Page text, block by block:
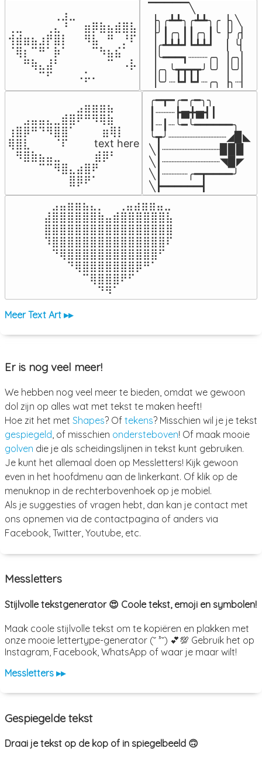
⠀⠀⠀⠀⠀⠀⢀⣰⣀⠀⠀⠀⠀⠀⠀⠀⠀
⢀⣀⠀⠀⠀⢀⣄⠘⠀⠀⣶⡿⣷⣦⣾⣿⣧
⢺⣾⣶⣦⣰⡟⣿⡇⠀⠀⠻⣧⠀⠛⠀⡘⠏
⠈⢿⡆⠉⠛⠁⡷⠁⠀⠀⠀⠉⠳⣦⣮⠁⠀
⠀⠀⠛⢷⣄⣼⠃⠀⠀⠀⠀⠀⠀⠉⠀⠠⡧
⠀⠀⠀⠀⠉⠋⠀⠀⠀⠠⡥⠄⠀⠀⠀⠀⠀
▔▔▔▔▔╲
▕╮╭┻┻╮╭┻┻╮╭▕╮╲
▕╯┃╭╮┃┃╭╮┃╰▕╯╭▏
▕╭┻┻┻┛┗┻┻┛  ▕  ╰▏
▕╰━━━┓┈┈┈╭╮▕╭╮▏
▕╭╮╰┳┳┳┳╯╰╯▕╰╯▏
▕╰╯┈┗┛┗┛┈╭╮▕╮┈▏
⠀⠀⠀⠀⠀⠀⠀⠀⠀⣠⣶⣶⣶⣦⠀⠀
⠀⠀⣠⣤⣤⣄⣀⣾⣿⠟⠛⠻⢿⣷⠀
⢰⣿⡿⠛⠙⠻⣿⣿⠁⠀⠀ ⠀⣶⢿⡇
⢿⣿⣇⠀⠀⠀⠈⠏⠀⠀⠀ text here
⠀⠻⣿⣷⣦⣤⣀⠀⠀⠀ ⠀⣾⡿⠃⠀
⠀⠀⠀⠀⠉⠉⠻⣿⣄⣴⣿⠟⠀⠀⠀
⠀⠀⠀⠀⠀⠀⠀⠀⣿⡿⠟⠁⠀⠀⠀
╭━┳━╭━╭━╮╮
┃┈┈┈┣▅╋▅┫┃
┃┈┃┈╰━╰━━━━━━╮
╰┳╯┈┈┈┈┈┈┈┈┈◢▉◣
╲┃┈┈┈┈┈┈┈┈┈▉▉▉
╲┃┈┈┈┈┈┈┈┈┈◥▉◤
╲┃┈┈┈┈╭━┳━━━━╯
╲┣━━━━━━┫﻿
⠀⣠⣤⣶⣶⣦⣄⡀  ⠀⢀⣤⣴⣶⣶⣤⣀⠀
⣼⣿⣿⣿⣿⣿⣿⣷⣤⣾⣿⣿⣿⣿⣿⣿⣧
⣿⣿⣿⣿⣿⣿⣿⣿⣿⣿⣿⣿⣿⣿⣿⣿⣿
⠹⣿⣿⣿⣿⣿⣿⣿⣿⣿⣿⣿⣿⣿⣿⣿⠏
⠀⠙⢿⣿⣿⣿⣿⣿⣿⣿⣿⣿⣿⣿⣿⠋⠀
⠀⠀⠀⠙⢿⣿⣿⣿⣿⣿⣿⣿⡿⠛⠁⠀⠀
⠀⠀⠀⠀⠀⠉⢿⣿⣿⣿⠟⠋⠀⠀⠀⠀⠀
⠀⠀⠀⠀⠀⠀⠀⠙⠻⠁⠀⠀⠀⠀⠀⠀⠀⠀⠀⠀⠀⠀⠀
Meer Text Art ▸▸
Er is nog veel meer!
We hebben nog veel meer te bieden, omdat we gewoon
dol zijn op alles wat met tekst te maken heeft!
Hoe zit het met Shapes? Of tekens? Misschien wil je je tekst
gespiegeld , of misschien ondersteboven! Of maak mooie
golven die je als scheidingslijnen in tekst kunt gebruiken.
Je kunt het allemaal doen op Messletters! Kijk gewoon
even in het hoofdmenu aan de linkerkant. Of klik op de
menuknop in de rechterbovenhoek op je mobiel.
Als je suggesties of vragen hebt, dan kan je contact met
ons opnemen via de contactpagina of anders via
Facebook, Twitter, Youtube, etc.
Messletters
Stijlvolle tekstgenerator 😍 Coole tekst, emoji en symbolen!
Maak coole stijlvolle tekst om te kopiëren en plakken met
onze mooie lettertype-generator (˘ ³˘) 💕💯 Gebruik het op
Instagram, Facebook, WhatsApp of waar je maar wilt!
Messletters ▸▸
Gespiegelde tekst
Draai je tekst op de kop of in spiegelbeeld 🙃